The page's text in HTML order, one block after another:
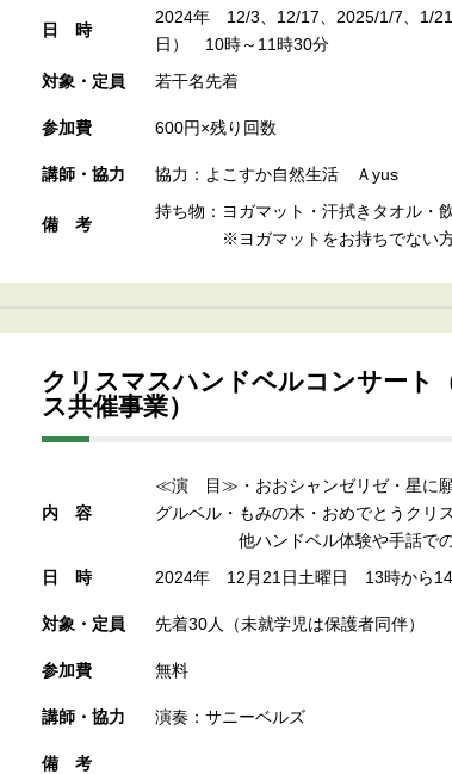
日時
2024年 12/3、12/17、2025/1/7、1/
日） 10時～11時30分
対象・定員
若干名先着
参加費 600円×残り回数
講師・協力 協力：よこすか自然生活 Ａyus
備考
持ち物：ヨガマット・汗拭きタオル・
※ヨガマットをお持ちでない方は
クリスマスハンドベルコンサート
ス共催事業）
内容
≪演 目≫・おおシャンゼリゼ・星に願
グルベル・もみの木・おめでとうクリ
他ハンドベル体験や手話での
日時
2024年 12月21日土曜日 13時から
対象・定員 先着30人（未就学児は保護者同伴）
参加費 無料
講師・協力 演奏：サニーベルズ
備考